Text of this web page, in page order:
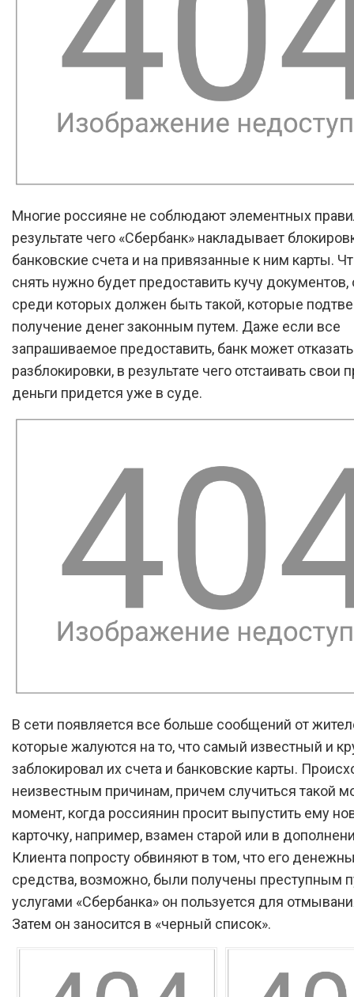
Многие россияне не соблюдают элементных
результате чего «Сбербанк» накладывает
банковские счета и на привязанные к ним карты.
снять нужно будет предоставить кучу
среди которых должен быть такой, которые
получение денег законным путем. Даже если все
запрашиваемое предоставить, банк может
разблокировки, в результате чего отстаивать свои
деньги придется уже в суде.
В сети появляется все больше сообщений от
которые жалуются на то, что самый известный и
заблокировал их счета и банковские карты.
неизвестным причинам, причем случиться такой
момент, когда россиянин просит выпустить ему
карточку, например, взамен старой или в
Клиента попросту обвиняют в том, что его
средства, возможно, были получены преступным
услугами «Сбербанка» он пользуется для
Затем он заносится в «черный список».